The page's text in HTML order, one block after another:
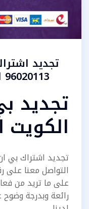
تجديد
96020113 اون لاين
تجديد
الكويت
تجديد اشتراك بي
على ما تريد من
رائعة وبدرجة وضوح